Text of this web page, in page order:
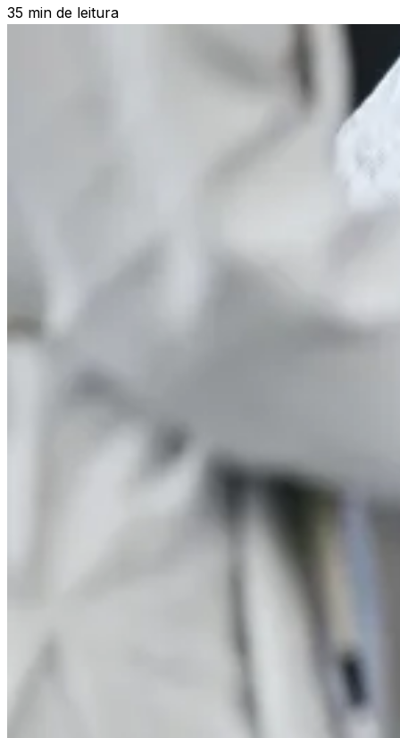
35 min de leitura